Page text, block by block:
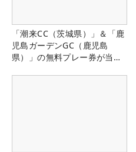
「潮来CC（茨城県）」＆「鹿
児島ガーデンGC（鹿児島
県）」の無料プレー券が当た